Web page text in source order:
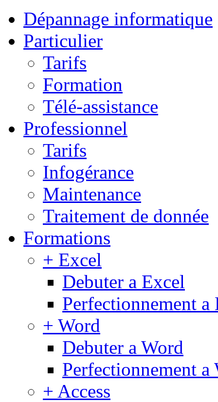
Dépannage informatique
Particulier
Tarifs
Formation
Télé-assistance
Professionnel
Tarifs
Infogérance
Maintenance
Traitement de donnée
Formations
+ Excel
Debuter a Excel
Perfectionnement a
+ Word
Debuter a Word
Perfectionnement a
+ Access